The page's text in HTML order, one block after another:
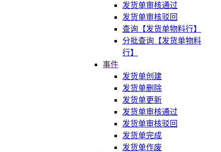
发货单审核通过
发货单审核驳回
查询【发货单物料行】
分批查询【发货单物料
行】
事件
发货单创建
发货单删除
发货单更新
发货单审核通过
发货单审核驳回
发货单完成
发货单作废